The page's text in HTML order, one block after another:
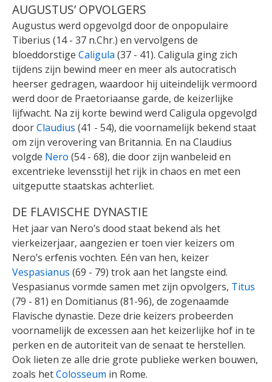
AUGUSTUS’ OPVOLGERS
Augustus werd opgevolgd door de onpopulaire
Tiberius (14 - 37 n.Chr.) en vervolgens de
bloeddorstige Caligula (37 - 41). Caligula ging zich
tijdens zijn bewind meer en meer als autocratisch
heerser gedragen, waardoor hij uiteindelijk vermoord
werd door de Praetoriaanse garde, de keizerlijke
lijfwacht. Na zij korte bewind werd Caligula opgevolgd
doorClaudius (41 - 54), die voornamelijk bekend staat
om zijn verovering van Britannia. En na Claudius
volgde Nero (54 - 68), die door zijn wanbeleid en
excentrieke levensstijl het rijk in chaos en met een
uitgeputte staatskas achterliet.
DE FLAVISCHE DYNASTIE
Het jaar van Nero’s dood staat bekend als het
vierkeizerjaar, aangezien er toen vier keizers om
Nero’s erfenis vochten. Eén van hen, keizer
Vespasianus (69 - 79) trok aan het langste eind.
Vespasianus vormde samen met zijn opvolgers, Titus
(79 - 81) en Domitianus (81-96), de zogenaamde
Flavische dynastie. Deze drie keizers probeerden
voornamelijk de excessen aan het keizerlijke hof in te
perken en de autoriteit van de senaat te herstellen.
Ook lieten ze alle drie grote publieke werken bouwen,
zoals hetColosseum in Rome.